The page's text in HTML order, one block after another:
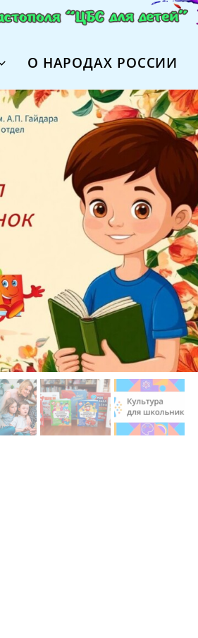
О НАРОДАХ РОССИИ